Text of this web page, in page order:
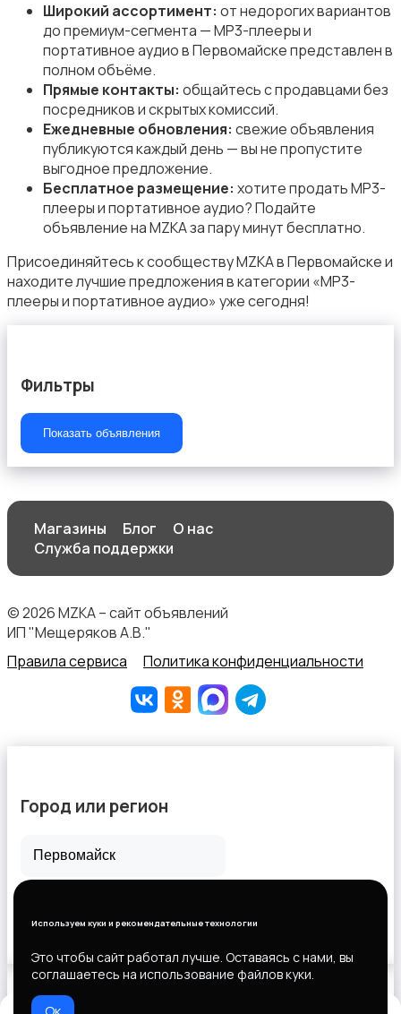
Микрофоны
Широкий ассортимент: от недорогих вариантов
до премиум-сегмента — MP3-плееры и
портативное аудио в Первомайске представлен в
полном объёме.
Прямые контакты: общайтесь с продавцами без
посредников и скрытых комиссий.
Ежедневные обновления: свежие объявления
публикуются каждый день — вы не пропустите
выгодное предложение.
Бесплатное размещение: хотите продать MP3-
плееры и портативное аудио? Подайте
объявление на MZKA за пару минут бесплатно.
Присоединяйтесь к сообществу MZKA в Первомайске и
находите лучшие предложения в категории «MP3-
плееры и портативное аудио» уже сегодня!
Фильтры
Показать объявления
Магазины Блог
О нас
Служба поддержки
© 2026 MZKA – сайт объявлений
ИП "Мещеряков А.В."
Правила сервиса
Политика конфиденциальности
Используем куки и рекомендательные технологии
Это чтобы сайт работал лучше. Оставаясь с нами, вы
соглашаетесь на использование файлов куки.
Город или регион
Все города